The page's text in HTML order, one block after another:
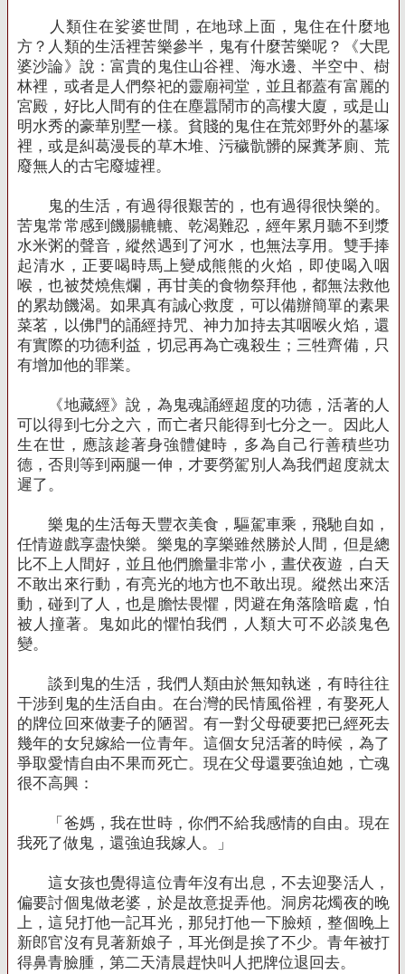
人類住在娑婆世間，在地球上面，鬼住在什麼地
方？人類的生活裡苦樂參半，鬼有什麼苦樂呢？《大毘
婆沙論》說：富貴的鬼住山谷裡、海水邊、半空中、樹
林裡，或者是人們祭祀的靈廟祠堂，並且都蓋有富麗的
宮殿，好比人間有的住在塵囂鬧市的高樓大廈，或是山
明水秀的豪華別墅一樣。貧賤的鬼住在荒郊野外的墓塚
裡，或是糾葛漫長的草木堆、污穢骯髒的屎糞茅廁、荒
廢無人的古宅廢墟裡。
鬼的生活，有過得很艱苦的，也有過得很快樂的。
苦鬼常常感到饑腸轆轆、乾渴難忍，經年累月聽不到漿
水米粥的聲音，縱然遇到了河水，也無法享用。雙手捧
起清水，正要喝時馬上變成熊熊的火焰，即使喝入咽
喉，也被焚燒焦爛，再甘美的食物祭拜他，都無法救他
的累劫饑渴。如果真有誠心救度，可以備辦簡單的素果
菜茗，以佛門的誦經持咒、神力加持去其咽喉火焰，還
有實際的功德利益，切忌再為亡魂殺生；三牲齊備，只
有增加他的罪業。
《地藏經》說，為鬼魂誦經超度的功德，活著的人
可以得到七分之六，而亡者只能得到七分之一。因此人
生在世，應該趁著身強體健時，多為自己行善積些功
德，否則等到兩腿一伸，才要勞駕別人為我們超度就太
遲了。
樂鬼的生活每天豐衣美食，驅駕車乘，飛馳自如，
任情遊戲享盡快樂。樂鬼的享樂雖然勝於人間，但是總
比不上人間好，並且他們膽量非常小，晝伏夜遊，白天
不敢出來行動，有亮光的地方也不敢出現。縱然出來活
動，碰到了人，也是膽怯畏懼，閃避在角落陰暗處，怕
被人撞著。鬼如此的懼怕我們，人類大可不必談鬼色
變。
談到鬼的生活，我們人類由於無知執迷，有時往往
干涉到鬼的生活自由。在台灣的民情風俗裡，有娶死人
的牌位回來做妻子的陋習。有一對父母硬要把已經死去
幾年的女兒嫁給一位青年。這個女兒活著的時候，為了
爭取愛情自由不果而死亡。現在父母還要強迫她，亡魂
很不高興：
「爸媽，我在世時，你們不給我感情的自由。現在
我死了做鬼，還強迫我嫁人。」
這女孩也覺得這位青年沒有出息，不去迎娶活人，
偏要討個鬼做老婆，於是故意捉弄他。洞房花燭夜的晚
上，這兒打他一記耳光，那兒打他一下臉頰，整個晚上
新郎官沒有見著新娘子，耳光倒是挨了不少。青年被打
得鼻青臉腫，第二天清晨趕快叫人把牌位退回去。